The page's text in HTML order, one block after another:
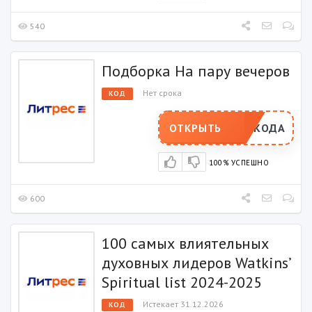
540
Подборка На пару вечеров
КОД Нет срока
РОМОКОДА
ОТКРЫТЬ
100% УСПЕШНО
600
100 самых влиятельных
духовных лидеров Watkins’
Spiritual list 2024-2025
КОД Истекает 31.12.2026